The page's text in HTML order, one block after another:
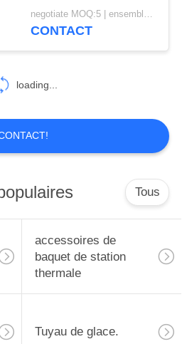
station
20
filtrante
thermale
163
couvertures acryliques
de station thermale et
besoins du client
negotiate MOQ:5 | ensemble 100
CONTACT
loading...
Tous
accessoires de
baquet de station
thermale
Tuyau de glace.